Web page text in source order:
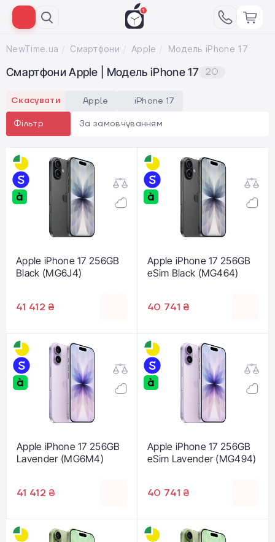
NewTime.ua Смартфони Apple Модель iPhone 17
Смартфони Apple | Модель iPhone 17 20
Скасувати Apple iPhone 17
Фільтр За замовчуванням
Apple iPhone 17 256GB
Black (MG6J4)
41 412 ₴
Apple iPhone 17 256GB
eSim Black (MG464)
40 741 ₴
Apple iPhone 17 256GB
Lavender (MG6M4)
41 412 ₴
Apple iPhone 17 256GB
eSim Lavender (MG494)
40 741 ₴